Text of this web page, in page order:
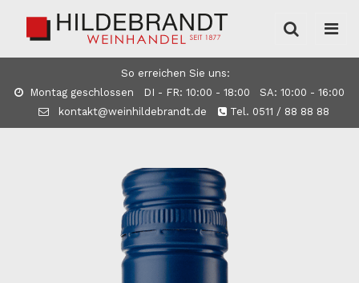
So erreichen Sie uns:
Montag geschlossen DI - FR: 10:00 - 18:00 SA: 10:00 - 16:00
kontakt@weinhildebrandt.de
Tel. 0511 / 88 88 88